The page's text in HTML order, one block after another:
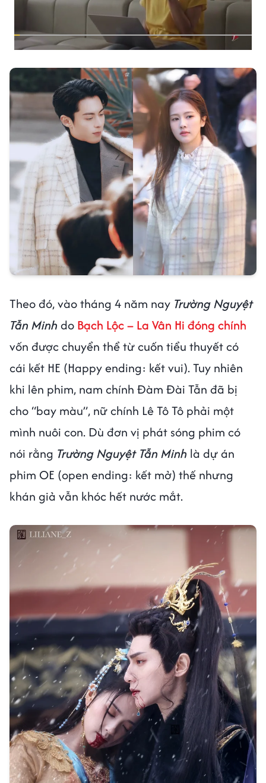
Theo đó, vào tháng 4 năm nay Trường Nguyệt
Tẫn Minh do Bạch Lộc – La Vân Hi đóng chính
vốn được chuyển thể từ cuốn tiểu thuyết có
cái kết HE (Happy ending: kết vui). Tuy nhiên
khi lên phim, nam chính Đàm Đài Tẫn đã bị
cho “bay màu”, nữ chính Lê Tô Tô phải một
mình nuôi con. Dù đơn vị phát sóng phim có
nói rằng Trường Nguyệt Tẫn Minh là dự án
phim OE (open ending: kết mở) thế nhưng
khán giả vẫn khóc hết nước mắt.